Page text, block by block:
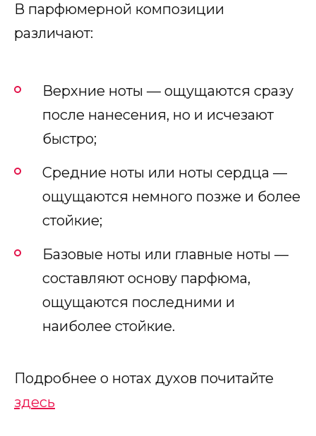
В парфюмерной композиции
различают:
Верхние ноты — ощущаются сразу
после нанесения, но и исчезают
быстро;
Средние ноты или ноты сердца —
ощущаются немного позже и более
стойкие;
Базовые ноты или главные ноты —
составляют основу парфюма,
ощущаются последними и
наиболее стойкие.
Подробнее о нотах духов почитайте
здесь